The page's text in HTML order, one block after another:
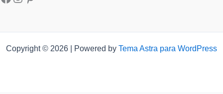
Copyright © 2026 | Powered by Tema Astra para WordPress